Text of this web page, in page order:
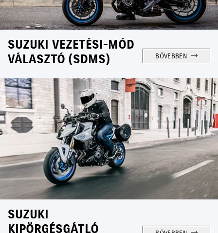
SUZUKI VEZETÉSI-MÓD
VÁLASZTÓ (SDMS)
BŐVEBBEN
SUZUKI
KIPÖRGÉSGÁTLÓ